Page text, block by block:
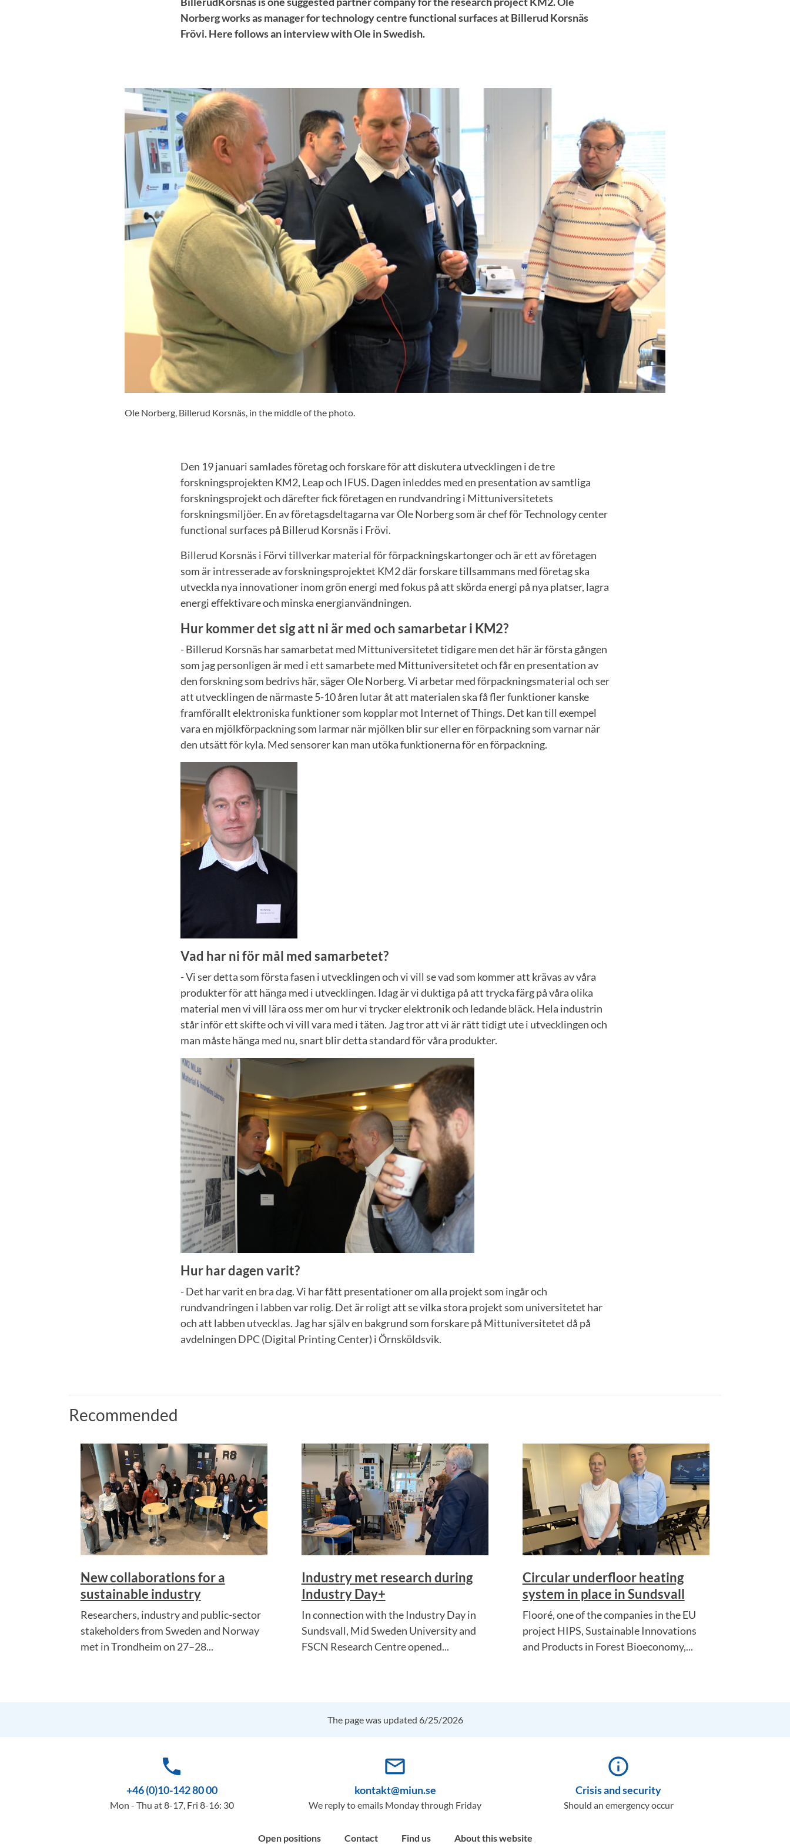
Norberg works as manager for technology centre functional surfaces at Billerud Korsnäs
Frövi. Here follows an interview with Ole in Swedish.
Ole Norberg, Billerud Korsnäs, in the middle of the photo.
Den 19 januari samlades företag och forskare för att diskutera utvecklingen i de tre
forskningsprojekten KM2, Leap och IFUS. Dagen inleddes med en presentation av samtliga
forskningsprojekt och därefter fick företagen en rundvandring i Mittuniversitetets
forskningsmiljöer. En av företagsdeltagarna var Ole Norberg som är chef för Technology center
functional surfaces på Billerud Korsnäs i Frövi.
Billerud Korsnäs i Förvi tillverkar material för förpackningskartonger och är ett av företagen
som är intresserade av forskningsprojektet KM2 där forskare tillsammans med företag ska
utveckla nya innovationer inom grön energi med fokus på att skörda energi på nya platser, lagra
energi effektivare och minska energianvändningen.
Hur kommer det sig att ni är med och samarbetar i KM2?
- Billerud Korsnäs har samarbetat med Mittuniversitetet tidigare men det här är första gången
som jag personligen är med i ett samarbete med Mittuniversitetet och får en presentation av
den forskning som bedrivs här, säger Ole Norberg. Vi arbetar med förpackningsmaterial och ser
att utvecklingen de närmaste 5-10 åren lutar åt att materialen ska få fler funktioner kanske
framförallt elektroniska funktioner som kopplar mot Internet of Things. Det kan till exempel
vara en mjölkförpackning som larmar när mjölken blir sur eller en förpackning som varnar när
den utsätt för kyla. Med sensorer kan man utöka funktionerna för en förpackning.
Vad har ni för mål med samarbetet?
- Vi ser detta som första fasen i utvecklingen och vi vill se vad som kommer att krävas av våra
produkter för att hänga med i utvecklingen. Idag är vi duktiga på att trycka färg på våra olika
material men vi vill lära oss mer om hur vi trycker elektronik och ledande bläck. Hela industrin
står inför ett skifte och vi vill vara med i täten. Jag tror att vi är rätt tidigt ute i utvecklingen och
man måste hänga med nu, snart blir detta standard för våra produkter.
Hur har dagen varit?
- Det har varit en bra dag. Vi har fått presentationer om alla projekt som ingår och
rundvandringen i labben var rolig. Det är roligt att se vilka stora projekt som universitetet har
och att labben utvecklas. Jag har själv en bakgrund som forskare på Mittuniversitetet då på
avdelningen DPC (Digital Printing Center) i Örnsköldsvik.
Recommended
New collaborations for a
sustainable industry
Researchers, industry and public-sector
stakeholders from Sweden and Norway
met in Trondheim on 27–28...
Industry met research during
Industry Day+
In connection with the Industry Day in
Sundsvall, Mid Sweden University and
FSCN Research Centre opened...
Circular underfloor heating
system in place in Sundsvall
Flooré, one of the companies in the EU
project HIPS, Sustainable Innovations
and Products in Forest Bioeconomy,...
The page was updated 6/25/2026
phone
+46 (0)10-142 80 00
Mon - Thu at 8-17, Fri 8-16: 30
mail_outline
kontakt@miun.se
We reply to emails Monday through Friday
info_outline
Crisis and security
Should an emergency occur
Open positions Contact Find us About this website